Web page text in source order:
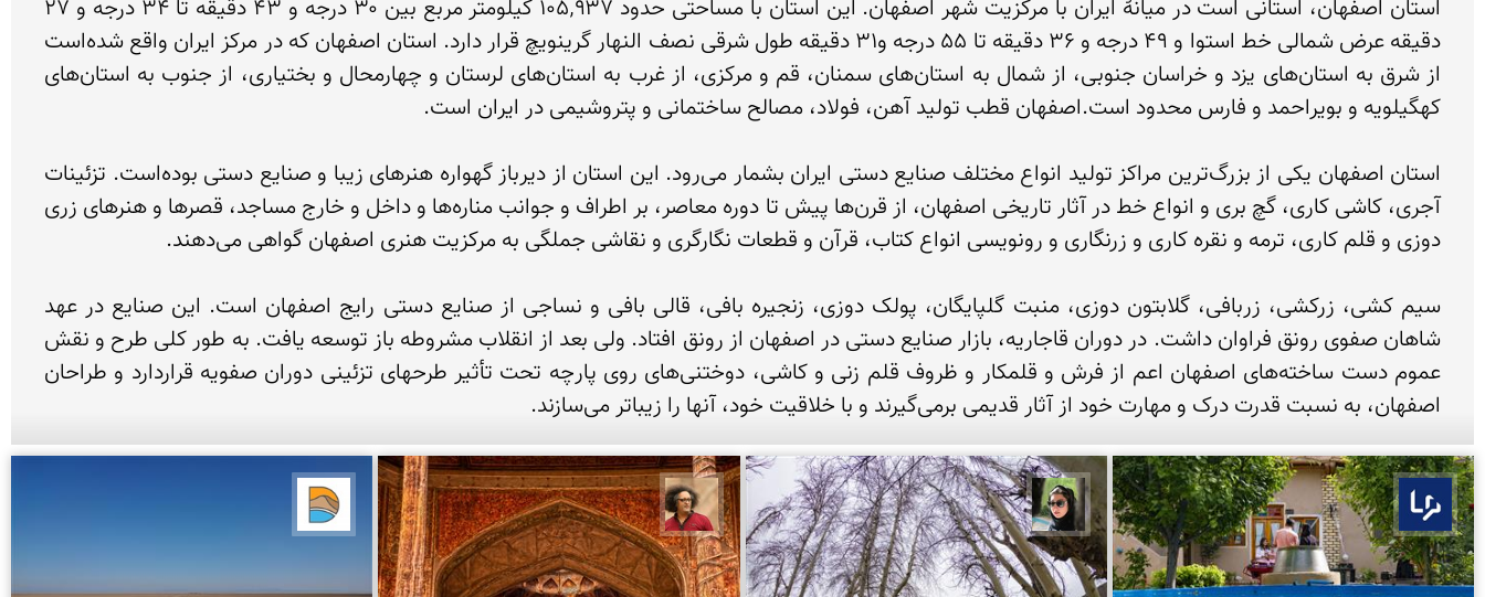
اصفهان، به نسبت قدرت درک و مهارت خود از آثار قدیمی برمی‌گیرند و با خلاقیت خود، آنها را زیباتر می‌سازند.
بوم ما سپیده اصلان مصطفی ربیعی بهشتی